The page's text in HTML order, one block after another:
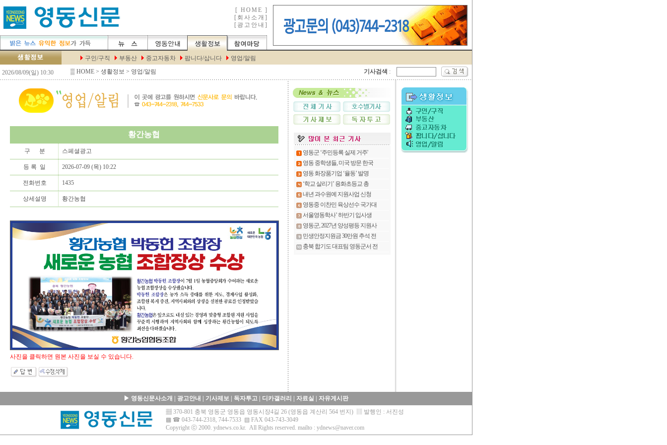
▒ HOME > 생활정보 > 영업/알림 기사검색 :
황간농협
구 분 스페셜광고
등 록 일 2026-07-09 (목) 10:22
전화번호 1435
상세설명 황간농협
사진을 클릭하면 원본 사진을 보실 수 있습니다.
▶ 영동신문사소개 광고안내 기사제보 독자투고 디카갤러리 자료실
자유게시판
▦ 370-801 충북 영동군 영동읍 영동시장4길 26 (영동읍 계산리 564 번지) ▥ 발행인 : 서진성
▩ ☎ 043-744-2318, 744-7533 ▧ FAX 043-743-3049
Copyright ⓒ 2000. ydnews.co.kr. All Rights reserved. mailto : ydnews@naver.com